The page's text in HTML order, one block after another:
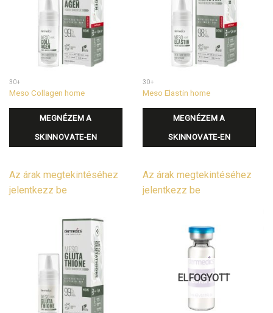
30+
Meso Collagen home
MEGNÉZEM A
SKINNOVATE-EN
Az árak megtekintéséhez
jelentkezz be
30+
Meso Elastin home
MEGNÉZEM A
SKINNOVATE-EN
Az árak megtekintéséhez
jelentkezz be
ELFOGYOTT